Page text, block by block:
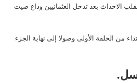
الاحداث بعد تدخل العثمانيين وذاع صيت
من الحلقة الأولى وصولا إلى نهاية الجزء